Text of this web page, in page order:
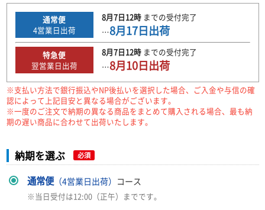
通常便
4営業日出荷
8月7日12時までの受付完了
…8月17日出荷
特急便
翌営業日出荷
8月7日12時までの受付完了
…8月10日出荷
※支払い方法で銀行振込やNP後払いを選択した場合、ご入金や与信の確
認によって上記目安と異なる場合がございます。
※一度のご注文で納期の異なる商品をまとめて購入される場合、最も納
期の遅い商品に合わせて出荷いたします。
納期を選ぶ 必須
通常便（4営業日出荷） コース
※当日受付は12:00（正午）までです。